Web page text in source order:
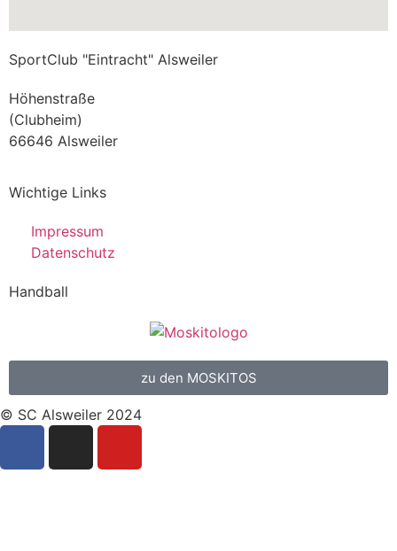
SportClub "Eintracht" Alsweiler
Höhenstraße
(Clubheim)
66646 Alsweiler
Wichtige Links
Impressum
Datenschutz
Handball
zu den MOSKITOS
© SC Alsweiler 2024